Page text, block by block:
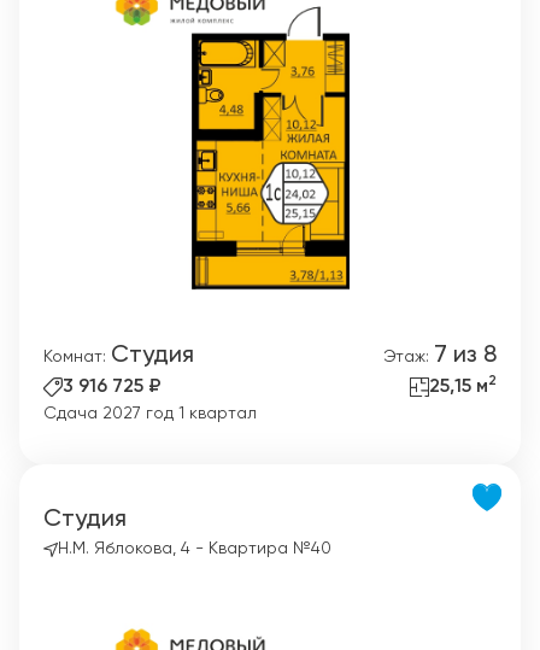
Комнат: Студия Этаж: 7 из 8
3 916 725 ₽ 25,15 м2
Сдача 2027 год 1 квартал
Студия
Н.М. Яблокова, 4 - Квартира №40